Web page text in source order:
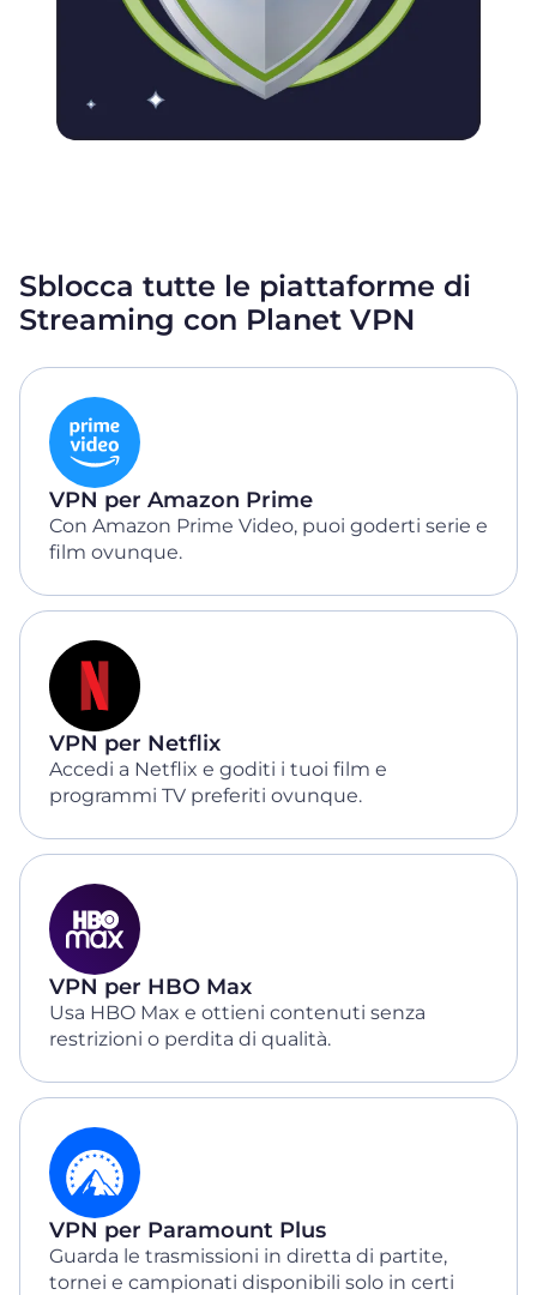
Sblocca tutte le piattaforme di
Streaming con Planet VPN
VPN per Amazon Prime
Con Amazon Prime Video, puoi goderti serie e
film ovunque.
VPN per Netflix
Accedi a Netflix e goditi i tuoi film e
programmi TV preferiti ovunque.
VPN per HBO Max
Usa HBO Max e ottieni contenuti senza
restrizioni o perdita di qualità.
VPN per Paramount Plus
Guarda le trasmissioni in diretta di partite,
tornei e campionati disponibili solo in certi